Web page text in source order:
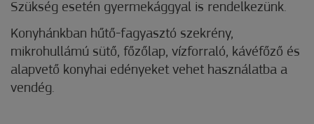
Szükség esetén gyermekággyal is rendelkezünk.
Konyhánkban hűtő-fagyasztó szekrény,
mikrohullámú sütő, főzőlap, vízforraló, kávéfőző és
alapvető konyhai edényeket vehet használatba a
vendég.